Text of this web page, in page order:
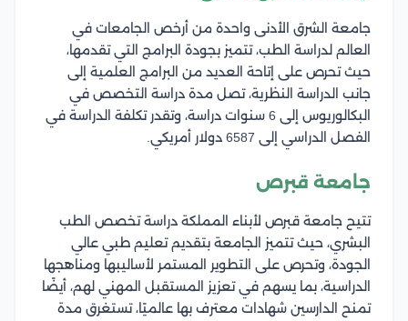
جامعة الشرق الأدنى واحدة من أرخص الجامعات في
العالم لدراسة الطب، تتميز بجودة البرامج التي تقدمها،
حيث تحرص على إتاحة العديد من البرامج العلمية إلى
جانب الدراسة النظرية، تصل مدة دراسة التخصص في
البكالوريوس إلى 6 سنوات دراسة، وتقدر تكلفة الدراسة في
الفصل الدراسي إلى 6587 دولار أمريكي.
جامعة قبرص
تتيح جامعة قبرص لأبناء المملكة دراسة تخصص الطب
البشري، حيث تتميز الجامعة بتقديم تعليم طبي عالي
الجودة، وتحرص على التطوير المستمر لأساليبها ومناهجها
الدراسية، بما يسهم في تعزيز المستقبل المهني لهم، أيضًا
تمنح الدارسين شهادات معترف بها عالميًا، تستغرق مدة